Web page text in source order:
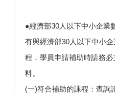
●經濟部30人以下中小企業
有與經濟部30人以下中小
程，學員申請補助時請務
料。
(一)符合補助的課程：查詢